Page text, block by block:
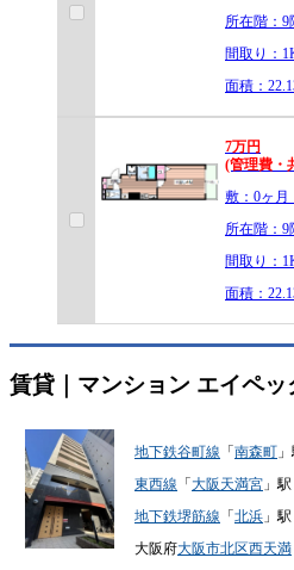
所在階：9
間取り：
面積：
7万円
(管理費・
敷：0ヶ月
所在階：9
間取り：
面積：
賃貸｜マンション エイペッ
地下鉄谷町線 「南森町
東西線 「大阪天満宮 」
地下鉄堺筋線 「北浜 」
大阪府大阪市北区西天満